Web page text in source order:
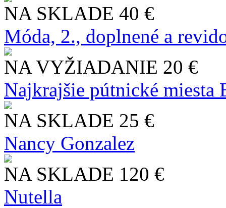
NA SKLADE 40 €
Móda, 2., doplnené a
NA VYŽIADANIE 20 €
Najkrajšie pútnické miesta
NA SKLADE 25 €
Nancy Gonzalez
NA SKLADE 120 €
Nutella